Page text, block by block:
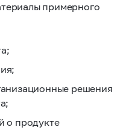
примерного
решения
о продукте